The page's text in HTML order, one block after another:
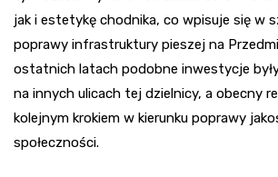
jak i estetykę chodnika, co wpisuje się w
poprawy infrastruktury pieszej na
ostatnich latach podobne inwestycje
na innych ulicach tej dzielnicy, a obecny
kolejnym krokiem w kierunku poprawy
społeczności.